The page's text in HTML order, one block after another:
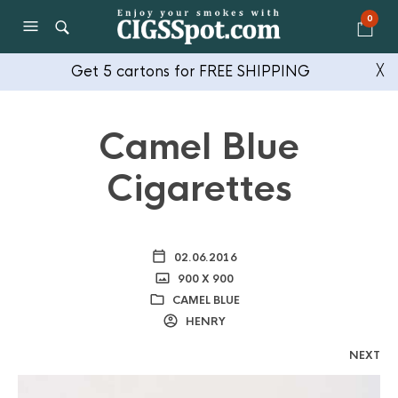
0
Get 5 cartons for FREE SHIPPING ╳
Camel Blue
Cigarettes
02.06.2016
900 X 900
CAMEL BLUE
HENRY
NEXT